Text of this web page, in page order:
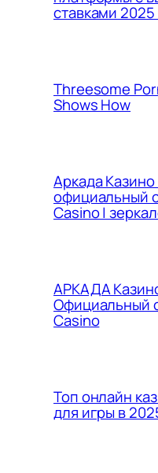
ставками 2025
Threesome
Shows How
Аркада Казино
официальный
Casino |
АРКАДА
Официальный
Casino
Топ онлайн
для игры в